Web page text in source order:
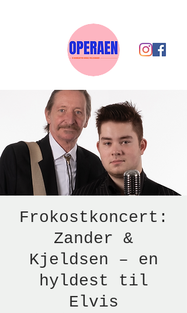
Frokostkoncert:
Zander &
Kjeldsen – en
hyldest til
Elvis